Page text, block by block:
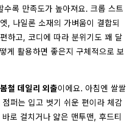
수록 만족도가 높아져요. 크롭 스트
, 나일론 소재의 가벼움이 결합되
하고, 코디에 따라 분위기도 꽤 달
게 활용하면 좋은지 구체적으로 보
봄철 데일리 외출이에요. 아침엔 쌀쌀
퍼는 입고 벗기 쉬운 편이라 체감
로 걸치거나 얇은 맨투맨, 후드티